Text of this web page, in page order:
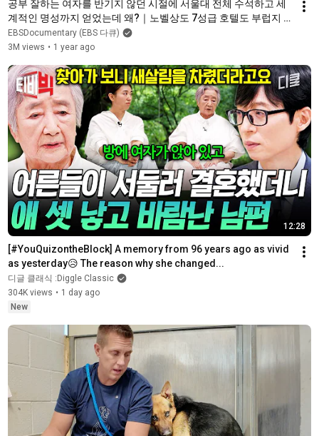
공부 잘하는 여자를 반기지 않던 시절에 서울대 전체 수석하고 세
계적인 명성까지 얻었는데 왜?｜노벨상도 7성급 호텔도 부럽지 않
은 어느 학자의 품격｜여백서원｜건축탐구 집｜#골라듄다큐
EBSDocumentary (EBS 다큐)
3M views • 1 year ago
12:28
[#YouQuizontheBlock] A memory from 96 years ago as vivid
as yesterday😥 The reason why she changed...
디글 클래식 :Diggle Classic
304K views • 1 day ago
New